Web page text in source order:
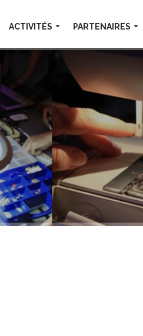
ACTIVITÉS PARTENAIRES